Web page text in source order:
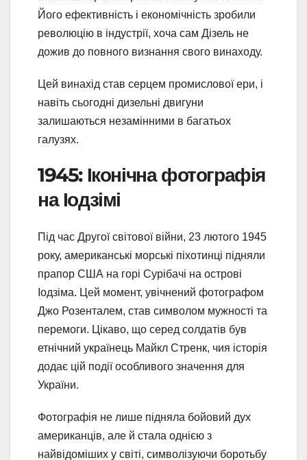
Його ефективність і економічність зробили
революцію в індустрії, хоча сам Дізель не
дожив до повного визнання свого винаходу.
Цей винахід став серцем промислової ери, і
навіть сьогодні дизельні двигуни
залишаються незамінними в багатьох
галузях.
1945: Іконічна фотографія
на Іодзімі
Під час Другої світової війни, 23 лютого 1945
року, американські морські піхотинці підняли
прапор США на горі Сурібачі на острові
Іодзіма. Цей момент, увічнений фотографом
Джо Розенталем, став символом мужності та
перемоги. Цікаво, що серед солдатів був
етнічний українець Майкл Стренк, чия історія
додає цій події особливого значення для
України.
Фотографія не лише підняла бойовий дух
американців, але й стала однією з
найвідоміших у світі, символізуючи боротьбу